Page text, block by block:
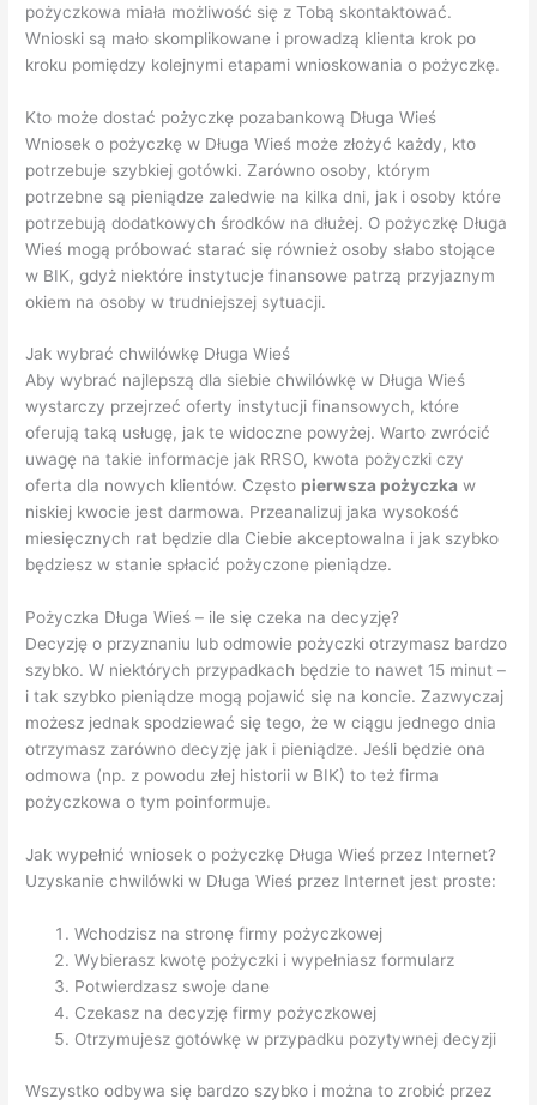
pożyczkowa miała możliwość się z Tobą skontaktować.
Wnioski są mało skomplikowane i prowadzą klienta krok po
kroku pomiędzy kolejnymi etapami wnioskowania o pożyczkę.
Kto może dostać pożyczkę pozabankową Długa Wieś
Wniosek o pożyczkę w Długa Wieś może złożyć każdy, kto
potrzebuje szybkiej gotówki. Zarówno osoby, którym
potrzebne są pieniądze zaledwie na kilka dni, jak i osoby które
potrzebują dodatkowych środków na dłużej. O pożyczkę Długa
Wieś mogą próbować starać się również osoby słabo stojące
w BIK, gdyż niektóre instytucje finansowe patrzą przyjaznym
okiem na osoby w trudniejszej sytuacji.
Jak wybrać chwilówkę Długa Wieś
Aby wybrać najlepszą dla siebie chwilówkę w Długa Wieś
wystarczy przejrzeć oferty instytucji finansowych, które
oferują taką usługę, jak te widoczne powyżej. Warto zwrócić
uwagę na takie informacje jak RRSO, kwota pożyczki czy
oferta dla nowych klientów. Często pierwsza pożyczka w
niskiej kwocie jest darmowa. Przeanalizuj jaka wysokość
miesięcznych rat będzie dla Ciebie akceptowalna i jak szybko
będziesz w stanie spłacić pożyczone pieniądze.
Pożyczka Długa Wieś – ile się czeka na decyzję?
Decyzję o przyznaniu lub odmowie pożyczki otrzymasz bardzo
szybko. W niektórych przypadkach będzie to nawet 15 minut –
i tak szybko pieniądze mogą pojawić się na koncie. Zazwyczaj
możesz jednak spodziewać się tego, że w ciągu jednego dnia
otrzymasz zarówno decyzję jak i pieniądze. Jeśli będzie ona
odmowa (np. z powodu złej historii w BIK) to też firma
pożyczkowa o tym poinformuje.
Jak wypełnić wniosek o pożyczkę Długa Wieś przez Internet?
Uzyskanie chwilówki w Długa Wieś przez Internet jest proste:
Wchodzisz na stronę firmy pożyczkowej
Wybierasz kwotę pożyczki i wypełniasz formularz
Potwierdzasz swoje dane
Czekasz na decyzję firmy pożyczkowej
Otrzymujesz gotówkę w przypadku pozytywnej decyzji
Wszystko odbywa się bardzo szybko i można to zrobić przez